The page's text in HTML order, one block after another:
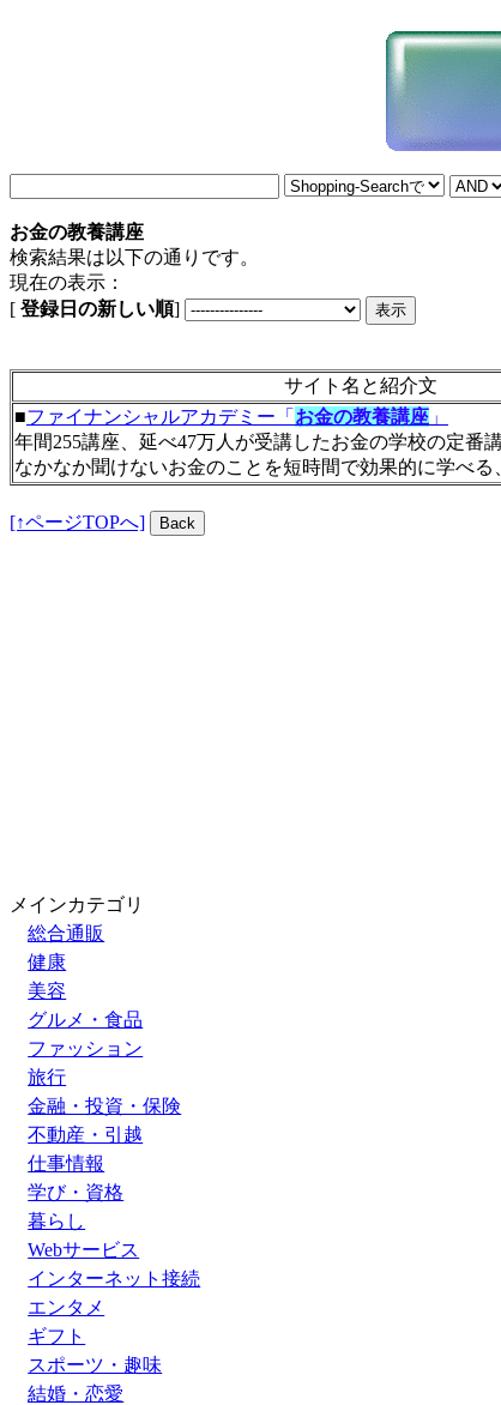
お金の教養講座
検索結果は以下の通りです。
現在の表示：
[ 登録日の新しい順]
サイト名と紹介文
■ファイナンシャルアカデミー「 お金の教養講座 」
年間255講座、延べ47万人が受講したお金の学校の定番講
なかなか聞けないお金のことを短時間で効果的に学べる
[↑ページTOPへ]
メインカテゴリ
総合通販
健康
美容
グルメ・食品
ファッション
旅行
金融・投資・保険
不動産・引越
仕事情報
学び・資格
暮らし
Webサービス
インターネット接続
エンタメ
ギフト
スポーツ・趣味
結婚・恋愛